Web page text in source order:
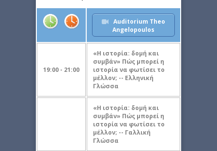
Auditorium Theo
Angelopoulos
19:00 - 21:00
«Η ιστορία: δομή και
συμβάν» Πώς μπορεί η
ιστορία να φωτίσει το
μέλλον; -- Eλληνική
Γλώσσα
«Η ιστορία: δομή και
συμβάν» Πώς μπορεί η
ιστορία να φωτίσει το
μέλλον; -- Γαλλική
Γλώσσα